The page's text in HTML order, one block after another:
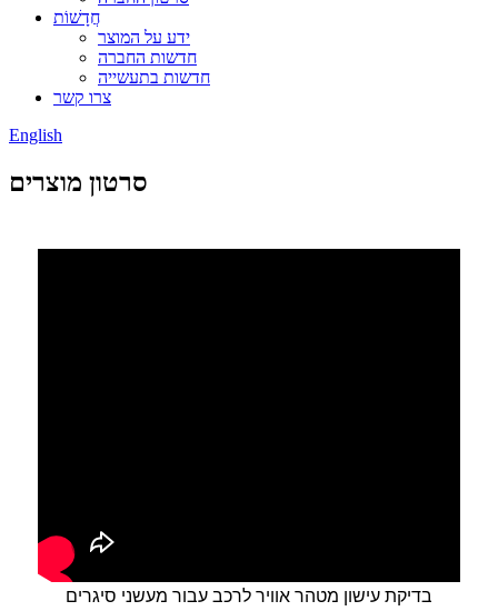
חֲדָשׁוֹת
ידע על המוצר
חדשות החברה
חדשות בתעשייה
צרו קשר
English
סרטון מוצרים
בדיקת עישון מטהר אוויר לרכב עבור מעשני סיגרים